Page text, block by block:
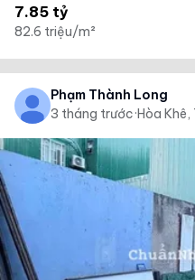
7.85 tỷ
82.6 triệu/m²
Phạm Thành Long
3 tháng trước·Hòa